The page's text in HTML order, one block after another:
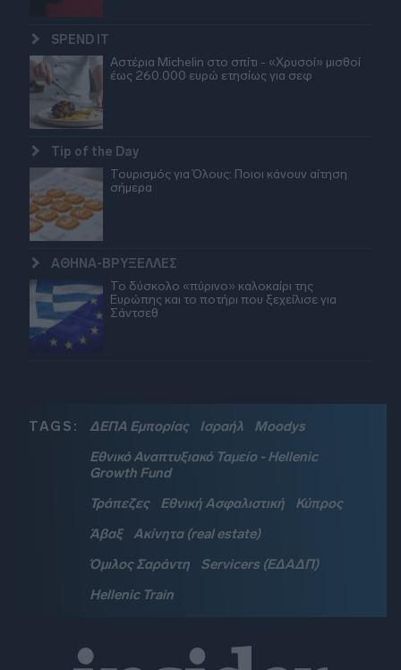
SPEND IT
Αστέρια Michelin στο σπίτι - «Χρυσοί» μισθοί
έως 260.000 ευρώ ετησίως για σεφ
Tip of the Day
Τουρισμός για Όλους: Ποιοι κάνουν αίτηση
σήμερα
ΑΘΗΝΑ-ΒΡΥΞΕΛΛΕΣ
Το δύσκολο «πύρινο» καλοκαίρι της
Ευρώπης και το ποτήρι που ξεχείλισε για
Σάντσεθ
TAGS: ΔΕΠΑ Εμπορίας Ισραήλ
Moodys
Εθνικό Αναπτυξιακό Ταμείο - Hellenic
Growth Fund
Τράπεζες
Εθνική Ασφαλιστική
Κύπρος
Άβαξ
Ακίνητα (real estate)
Όμιλος Σαράντη
Servicers (ΕΔΑΔΠ)
Hellenic Train